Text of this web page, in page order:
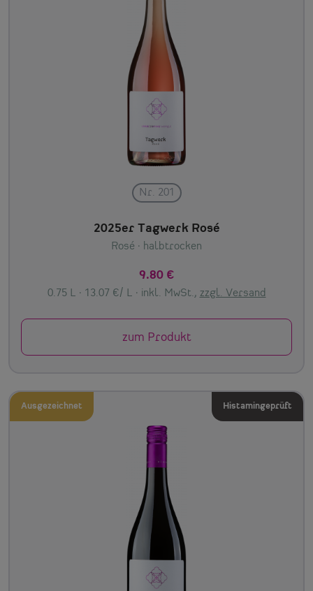
Nr. 201
2025er Tagwerk Rosé
Rosé · halbtrocken
9.80 €
0.75 L · 13.07 €/ L · inkl. MwSt., zzgl. Versand
zum Produkt
Ausgezeichnet Histamingeprüft